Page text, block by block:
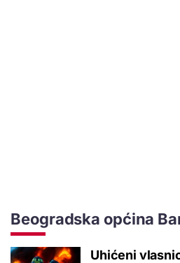
Beogradska općina
Uhićeni